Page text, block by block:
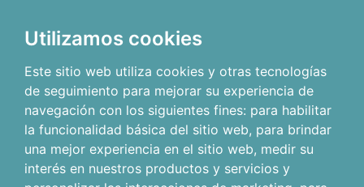
Utilizamos cookies
Este sitio web utiliza cookies y otras tecnologías
de seguimiento para mejorar su experiencia de
navegación con los siguientes fines: para habilitar
la funcionalidad básica del sitio web, para brindar
una mejor experiencia en el sitio web, medir su
interés en nuestros productos y servicios y